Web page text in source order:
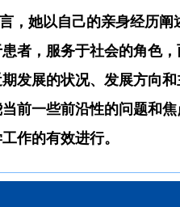
，她以自己的亲身经历阐
者，服务于社会的角色，
发展的状况、发展方向
当前一些前沿性的问题和
作的有效进行。